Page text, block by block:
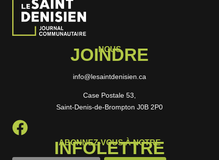
NOUS
JOINDRE
info@lesaintdenisien.ca
Case Postale 53,
Saint-Denis-de-Brompton J0B 2P0
ABONNEZ-VOUS À NOTRE
INFOLETTRE